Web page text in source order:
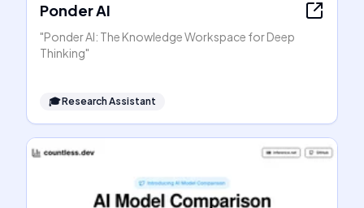
Ponder AI
"Ponder AI: The Knowledge Workspace for Deep
Thinking"
🎓Research Assistant